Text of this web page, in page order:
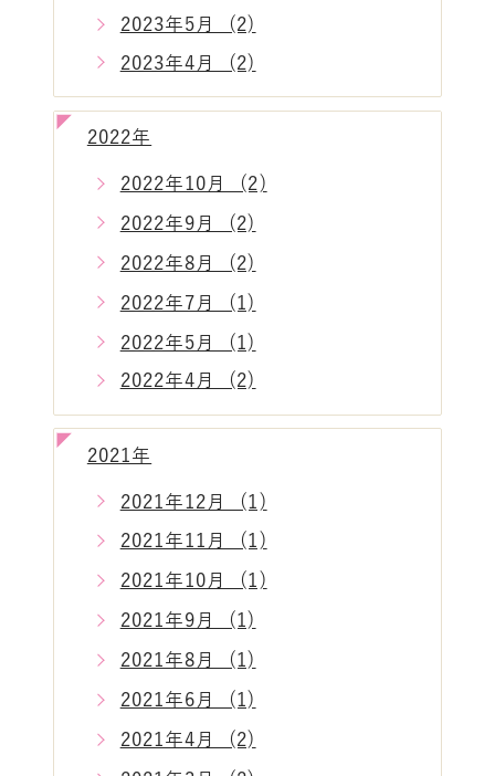
2023年5月 (2)
2023年4月 (2)
2022年
2022年10月 (2)
2022年9月 (2)
2022年8月 (2)
2022年7月 (1)
2022年5月 (1)
2022年4月 (2)
2021年
2021年12月 (1)
2021年11月 (1)
2021年10月 (1)
2021年9月 (1)
2021年8月 (1)
2021年6月 (1)
2021年4月 (2)